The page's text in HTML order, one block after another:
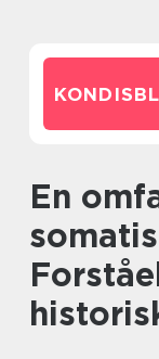
En omfattende analyse av